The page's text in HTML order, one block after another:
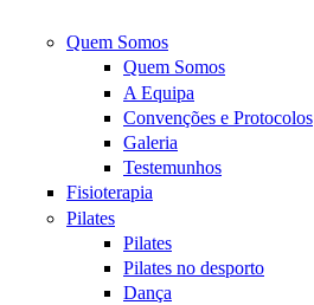
Quem Somos
Quem Somos
A Equipa
Convenções e Protocolos
Galeria
Testemunhos
Fisioterapia
Pilates
Pilates
Pilates no desporto
Dança